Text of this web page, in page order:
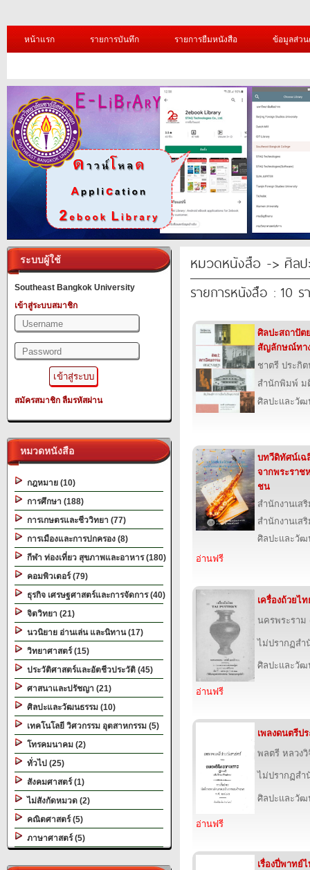
หน้าแรก รายการบันทึก รายการยืมหนังสือ ข้อมูลส่ว
ระบบผู้ใช้
Southeast Bangkok University
เข้าสู่ระบบสมาชิก
สมัครสมาชิก ลืมรหัสผ่าน
หมวดหนังสือ
กฎหมาย (10)
การศึกษา (188)
การเกษตรและชีววิทยา (77)
การเมืองและการปกครอง (8)
กีฬา ท่องเที่ยว สุขภาพและอาหาร (180)
คอมพิวเตอร์ (79)
ธุรกิจ เศรษฐศาสตร์และการจัดการ (40)
จิตวิทยา (21)
นวนิยาย อ่านเล่น และนิทาน (17)
วิทยาศาสตร์ (15)
ประวัติศาสตร์และอัตชีวประวัติ (45)
ศาสนาและปรัชญา (21)
ศิลปะและวัฒนธรรม (10)
เทคโนโลยี วิศวกรรม อุตสาหกรรม (5)
โทรคมนาคม (2)
ทั่วไป (25)
สังคมศาสตร์ (1)
ไม่สังกัดหมวด (2)
คณิตศาสตร์ (5)
ภาษาศาสตร์ (5)
หมวดหนังสือ -> ศิลป
รายการหนังสือ : 10 ร
ศิลปะสถาปัต
สัญลักษณ์ทาง
ชาตรี ประกิ
สำนักพิมพ์ ม
ศิลปะและวัฒ
บทวีดิทัศน์เฉ
จากพระราช
ชน
สำนักงานเส
สำนักงานเส
ศิลปะและวัฒ
อ่านฟรี
เครื่องถ้วยไ
นครพระราม
ไม่ปรากฏส
ศิลปะและวัฒ
อ่านฟรี
เพลงดนตรีป
พลตรี หลวง
ไม่ปรากฏส
ศิลปะและวัฒ
อ่านฟรี
เรื่องปี่พาท